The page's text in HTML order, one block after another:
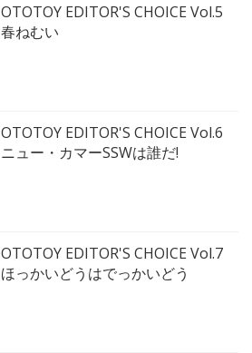
OTOTOY EDITOR'S CHOICE Vol.5
春ねむい
OTOTOY EDITOR'S CHOICE Vol.6
ニュー・カマーSSWは誰だ!
OTOTOY EDITOR'S CHOICE Vol.7
ほっかいどうはでっかいどう